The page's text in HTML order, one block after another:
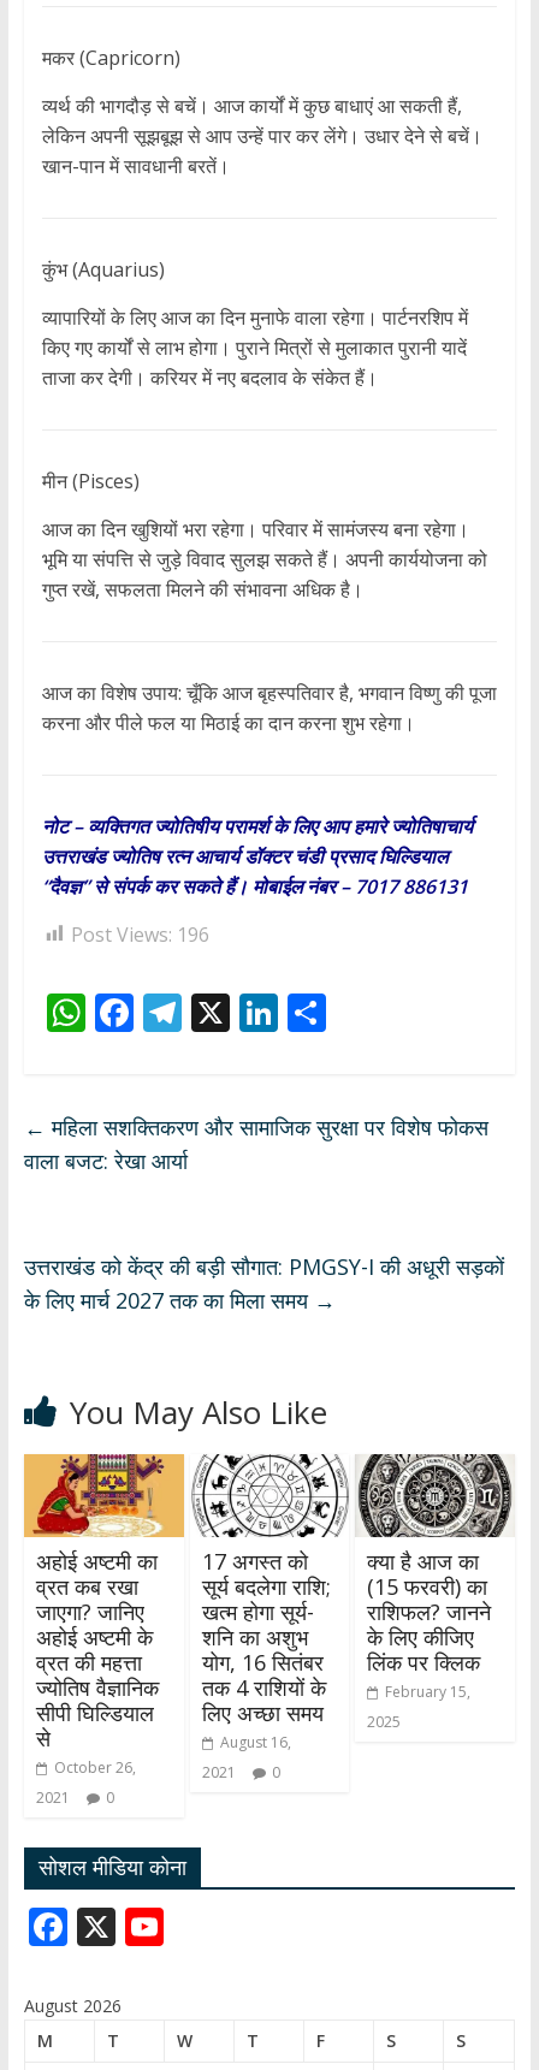
मकर (Capricorn)
व्यर्थ की भागदौड़ से बचें। आज कार्यों में कुछ बाधाएं आ सकती हैं,
लेकिन अपनी सूझबूझ से आप उन्हें पार कर लेंगे। उधार देने से बचें।
खान-पान में सावधानी बरतें।
कुंभ (Aquarius)
व्यापारियों के लिए आज का दिन मुनाफे वाला रहेगा। पार्टनरशिप में
किए गए कार्यों से लाभ होगा। पुराने मित्रों से मुलाकात पुरानी यादें
ताजा कर देगी। करियर में नए बदलाव के संकेत हैं।
मीन (Pisces)
आज का दिन खुशियों भरा रहेगा। परिवार में सामंजस्य बना रहेगा।
भूमि या संपत्ति से जुड़े विवाद सुलझ सकते हैं। अपनी कार्ययोजना को
गुप्त रखें, सफलता मिलने की संभावना अधिक है।
आज का विशेष उपाय: चूँकि आज बृहस्पतिवार है, भगवान विष्णु की पूजा
करना और पीले फल या मिठाई का दान करना शुभ रहेगा।
नोट – व्यक्तिगत ज्योतिषीय परामर्श के लिए आप हमारे ज्योतिषाचार्य
उत्तराखंड ज्योतिष रत्न आचार्य डॉक्टर चंडी प्रसाद घिल्डियाल
“दैवज्ञ” से संपर्क कर सकते हैं। मोबाईल नंबर – 7017 886131
Post Views: 196
W
s
A
F
b
o
T
gr
a
X Li
e
S
e
← महिला सशक्तिकरण और सामाजिक सुरक्षा पर विशेष फोकस
वाला बजट: रेखा आर्या
उत्तराखंड को केंद्र की बड़ी सौगात: PMGSY-I की अधूरी सड़कों
के लिए मार्च 2027 तक का मिला समय →
You May Also Like
अहोई अष्टमी का
व्रत कब रखा
जाएगा? जानिए
अहोई अष्टमी के
व्रत की महत्ता
ज्योतिष वैज्ञानिक
सीपी घिल्डियाल
से
October 26,
2021
0
17 अगस्त को
सूर्य बदलेगा राशि;
खत्म होगा सूर्य-
शनि का अशुभ
योग, 16 सितंबर
तक 4 राशियों के
लिए अच्छा समय
August 16,
2021
0
क्या है आज का
(15 फरवरी) का
राशिफल? जानने
के लिए कीजिए
लिंक पर क्लिक
February 15,
2025
सोशल मीडिया कोना
F
e
X Y
T
August 2026
M
T W T F S
S